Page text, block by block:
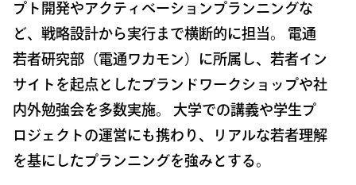
プト開発やアクティベーションプランニングな
ど、戦略設計から実行まで横断的に担当。 電通
若者研究部（電通ワカモン）に所属し、若者イン
サイトを起点としたブランドワークショップや社
内外勉強会を多数実施。 大学での講義や学生プ
ロジェクトの運営にも携わり、リアルな若者理解
を基にしたプランニングを強みとする。